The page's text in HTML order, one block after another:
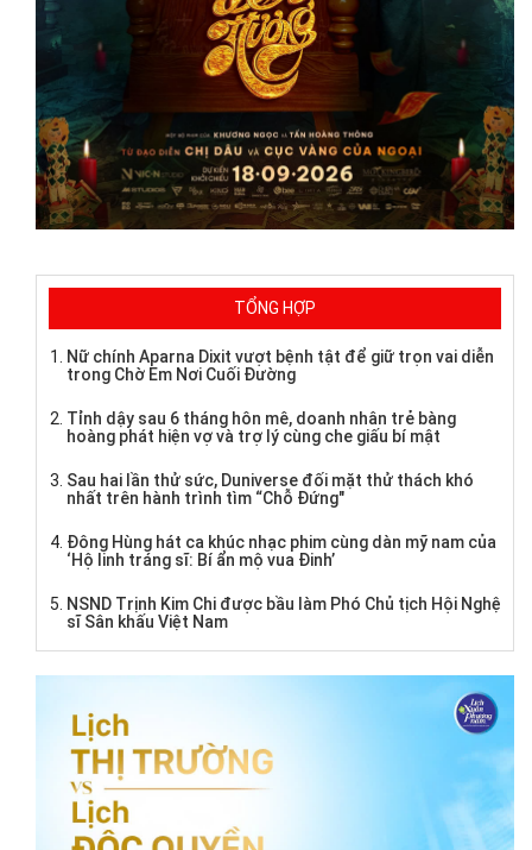
TỔNG HỢP
Nữ chính Aparna Dixit vượt bệnh tật để giữ trọn vai diễn
trong Chờ Em Nơi Cuối Đường
Tỉnh dậy sau 6 tháng hôn mê, doanh nhân trẻ bàng
hoàng phát hiện vợ và trợ lý cùng che giấu bí mật
Sau hai lần thử sức, Duniverse đối mặt thử thách khó
nhất trên hành trình tìm “Chỗ Đứng"
Đông Hùng hát ca khúc nhạc phim cùng dàn mỹ nam của
‘Hộ linh tráng sĩ: Bí ẩn mộ vua Đinh’
NSND Trịnh Kim Chi được bầu làm Phó Chủ tịch Hội Nghệ
sĩ Sân khấu Việt Nam